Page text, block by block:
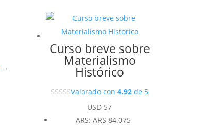
→
Curso breve sobre
Materialismo
Histórico
Valorado con4.92 de 5
USD 57
ARS:ARS 84.075